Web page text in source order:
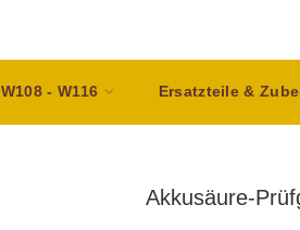
- W116 Ersatzteile &
Akkusäure-